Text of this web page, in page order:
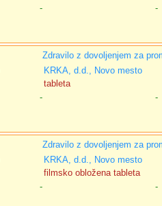
- -
Zdravilo z dovoljenjem za
KRKA, d.d., Novo mesto
tableta
- -
Zdravilo z dovoljenjem za
KRKA, d.d., Novo mesto
filmsko obložena tableta
- -